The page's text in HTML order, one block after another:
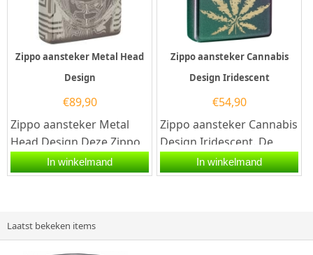
Zippo aansteker Metal Head
Design
€89,90
Zippo aansteker Metal
Head Design.Deze Zippo
aansteker heeft een Black
Ice afwerking met
In winkelmand
Zippo aansteker Cannabis
Design Iridescent
€54,90
Zippo aansteker Cannabis
Design Iridescent. De
Iridescent kleurige Zippo
benzine aansteker is...
In winkelmand
Laatst bekeken items